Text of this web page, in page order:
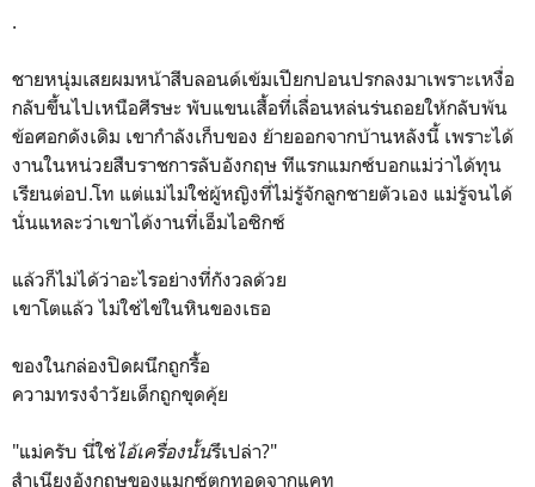
.
ชายหนุ่มเสยผมหน้าสีบลอนด์เข้มเปียกปอนปรกลงมาเพราะเหงื่อ
กลับขึ้นไปเหนือศีรษะ พับแขนเสื้อที่เลื่อนหล่นร่นถอยให้กลับพ้น
ข้อศอกดังเดิม เขากำลังเก็บของ ย้ายออกจากบ้านหลังนี้ เพราะได้
งานในหน่วยสืบราชการลับอังกฤษ ทีแรกแมกซ์บอกแม่ว่าได้ทุน
เรียนต่อป.โท แต่แม่ไม่ใช่ผู้หญิงที่ไม่รู้จักลูกชายตัวเอง แม่รู้จนได้
นั่นแหละว่าเขาได้งานที่เอ็มไอซิกซ์
แล้วก็ไม่ได้ว่าอะไรอย่างที่กังวลด้วย
เขาโตแล้ว ไม่ใช่ไข่ในหินของเธอ
ของในกล่องปิดผนึกถูกรื้อ
ความทรงจำวัยเด็กถูกขุดคุ้ย
"แม่ครับ นี่ใช่ไอ้เครื่องนั้นรึเปล่า?"
สำเนียงอังกฤษของแมกซ์ตกทอดจากแคท